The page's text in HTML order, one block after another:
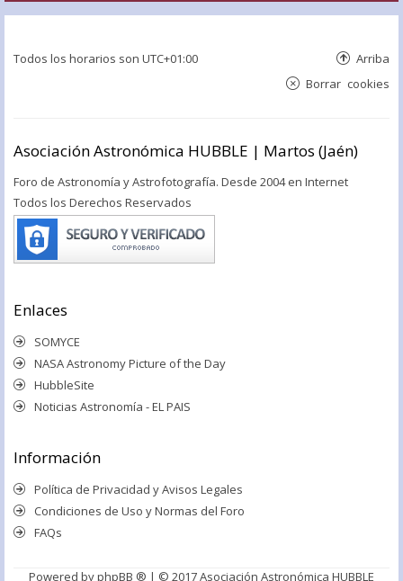
Todos los horarios son UTC+01:00 Arriba
Borrar cookies
Asociación Astronómica HUBBLE | Martos (Jaén)
Foro de Astronomía y Astrofotografía. Desde 2004 en Internet
Todos los Derechos Reservados
Enlaces
SOMYCE
NASA Astronomy Picture of the Day
HubbleSite
Noticias Astronomía - EL PAIS
Información
Política de Privacidad y Avisos Legales
Condiciones de Uso y Normas del Foro
FAQs
Powered byphpBB ® | © 2017 Asociación Astronómica HUBBLE